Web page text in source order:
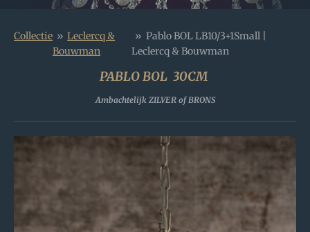
Collectie » Leclercq &
Bouwman
» Pablo BOL LB10/3+1Small |
Leclercq & Bouwman
PABLO BOL 30CM
Ambachtelijk ZILVER of BRONS